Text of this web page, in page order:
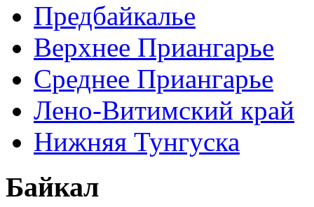
Предбайкалье
Верхнее Приангарье
Среднее Приангарье
Лено-Витимский край
Нижняя Тунгуска
Байкал